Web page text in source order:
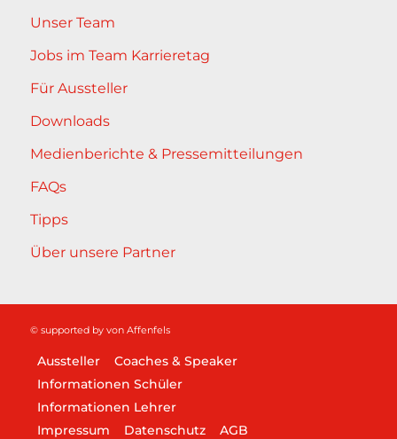
Unser Team
Jobs im Team Karrieretag
Für Aussteller
Downloads
Medienberichte & Pressemitteilungen
FAQs
Tipps
Über unsere Partner
© supported by von Affenfels
Aussteller
Coaches & Speaker
Informationen Schüler
Informationen Lehrer
Impressum
Datenschutz AGB